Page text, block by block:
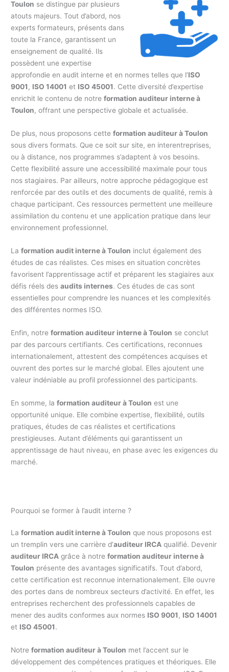
Toulon se distingue par plusieurs
atouts majeurs. Tout d’abord, nos
experts formateurs, présents dans
toute la France, garantissent un
enseignement de qualité. Ils
possèdent une expertise
approfondie en audit interne et en normes telles que l’ISO
9001, ISO 14001 et ISO 45001. Cette diversité d’expertise
enrichit le contenu de notreformation auditeur interne à
Toulon, offrant une perspective globale et actualisée.
De plus, nous proposons cetteformation auditeur à Toulon
sous divers formats. Que ce soit sur site, en interentreprises,
ou à distance, nos programmes s’adaptent à vos besoins.
Cette flexibilité assure une accessibilité maximale pour tous
nos stagiaires. Par ailleurs, notre approche pédagogique est
renforcée par des outils et des documents de qualité, remis à
chaque participant. Ces ressources permettent une meilleure
assimilation du contenu et une application pratique dans leur
environnement professionnel.
Laformation audit interne à Toulon inclut également des
études de cas réalistes. Ces mises en situation concrètes
favorisent l’apprentissage actif et préparent les stagiaires aux
défis réels desaudits internes. Ces études de cas sont
essentielles pour comprendre les nuances et les complexités
des différentes normes ISO.
Enfin, notreformation auditeur interne à Toulon se conclut
par des parcours certifiants. Ces certifications, reconnues
internationalement, attestent des compétences acquises et
ouvrent des portes sur le marché global. Elles ajoutent une
valeur indéniable au profil professionnel des participants.
En somme, laformation auditeur à Toulon est une
opportunité unique. Elle combine expertise, flexibilité, outils
pratiques, études de cas réalistes et certifications
prestigieuses. Autant d’éléments qui garantissent un
apprentissage de haut niveau, en phase avec les exigences du
marché.
Pourquoi se former à l’audit interne ?
Laformation audit interne à Toulon que nous proposons est
un tremplin vers une carrière d’auditeur IRCA qualifié. Devenir
auditeur IRCA grâce à notreformation auditeur interne à
Toulon présente des avantages significatifs. Tout d’abord,
cette certification est reconnue internationalement. Elle ouvre
des portes dans de nombreux secteurs d’activité. En effet, les
entreprises recherchent des professionnels capables de
mener des audits conformes aux normes ISO 9001 , ISO 14001
et ISO 45001.
Notreformation auditeur à Toulon met l’accent sur le
développement des compétences pratiques et théoriques. Elle